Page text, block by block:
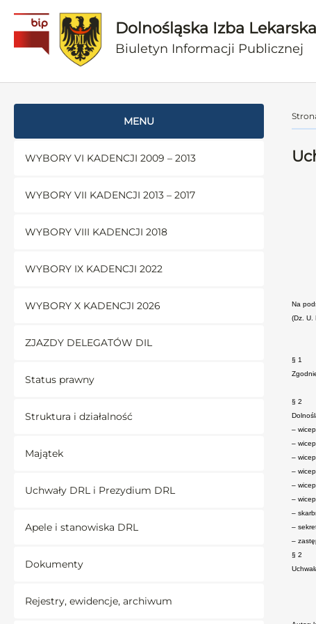
Dolnośląska Izba Lekarska
Biuletyn Informacji Publicznej
MENU
WYBORY VI KADENCJI 2009 – 2013
WYBORY VII KADENCJI 2013 – 2017
WYBORY VIII KADENCJI 2018
WYBORY IX KADENCJI 2022
WYBORY X KADENCJI 2026
ZJAZDY DELEGATÓW DIL
Status prawny
Struktura i działalność
Majątek
Uchwały DRL i Prezydium DRL
Apele i stanowiska DRL
Dokumenty
Rejestry, ewidencje, archiwum
Na
(Dz. U.
§ 1
§ 2
–
–
–
–
–
–
–
–
–
§ 2